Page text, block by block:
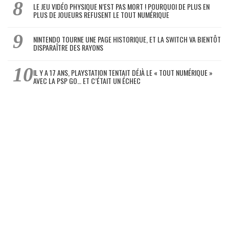
LE JEU VIDÉO PHYSIQUE N’EST PAS MORT ! POURQUOI DE PLUS EN
PLUS DE JOUEURS REFUSENT LE TOUT NUMÉRIQUE
NINTENDO TOURNE UNE PAGE HISTORIQUE, ET LA SWITCH VA BIENTÔT
DISPARAÎTRE DES RAYONS
IL Y A 17 ANS, PLAYSTATION TENTAIT DÉJÀ LE « TOUT NUMÉRIQUE »
AVEC LA PSP GO… ET C’ÉTAIT UN ÉCHEC